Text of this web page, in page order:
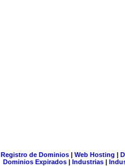
Registro de Dominios| Web Hosting |
Dominios Expirados | Industrias |